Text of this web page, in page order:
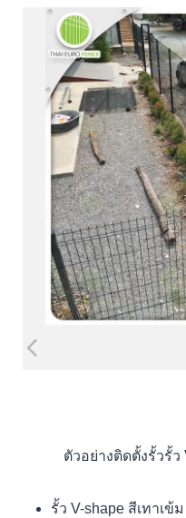
ตัวอย่างติดตั้งรั้วรั้ว
รั้ว V-shape สีเทาเข้